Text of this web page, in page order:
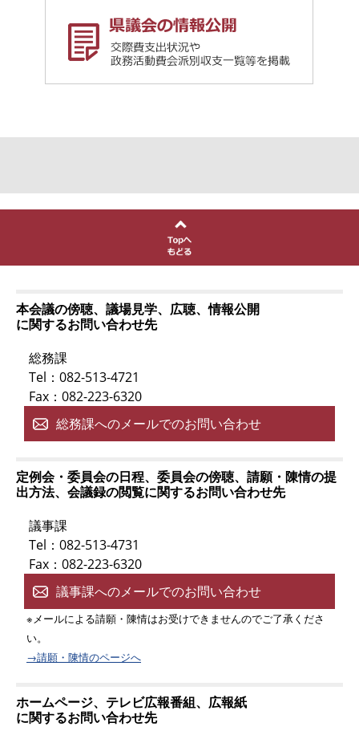
本会議の傍聴、議場見学、広聴、情報公開
に関するお問い合わせ先
総務課
Tel：082-513-4721
Fax：082-223-6320
総務課へのメールでのお問い合わせ
定例会・委員会の日程、委員会の傍聴、請願・陳情の提
出方法、会議録の閲覧に関するお問い合わせ先
議事課
Tel：082-513-4731
Fax：082-223-6320
議事課へのメールでのお問い合わせ
※メールによる請願・陳情はお受けできませんのでご了承くださ
い。
→請願・陳情のページへ
ホームページ、テレビ広報番組、広報紙
に関するお問い合わせ先